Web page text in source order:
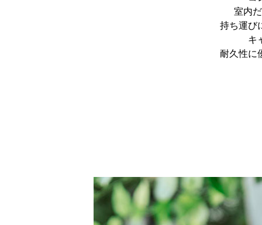
室内
持ち運び
キ
耐久性に